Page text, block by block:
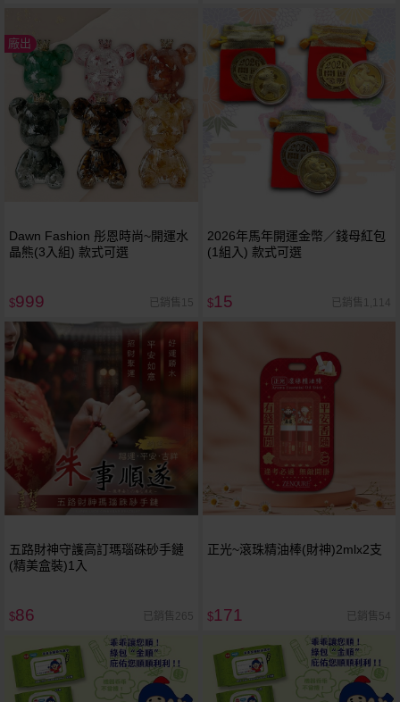
廠出
Dawn Fashion 彤恩時尚~開運水
晶熊(3入組) 款式可選
$999 已銷售15
2026年馬年開運金幣／錢母紅包
(1組入) 款式可選
$15 已銷售1,114
五路財神守護高訂瑪瑙硃砂手鏈
(精美盒裝)1入
$86 已銷售265
正光~滾珠精油棒(財神)2mlx2支
$171 已銷售54